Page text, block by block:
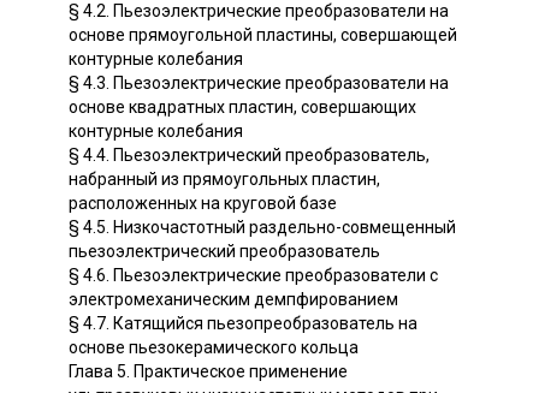
§ 4.2. Пьезоэлектрические преобразователи на
основе прямоугольной пластины, совершающей
контурные колебания
§ 4.3. Пьезоэлектрические преобразователи на
основе квадратных пластин, совершающих
контурные колебания
§ 4.4. Пьезоэлектрический преобразователь,
набранный из прямоугольных пластин,
расположенных на круговой базе
§ 4.5. Низкочастотный раздельно-совмещенный
пьезоэлектрический преобразователь
§ 4.6. Пьезоэлектрические преобразователи с
электромеханическим демпфированием
§ 4.7. Катящийся пьезопреобразователь на
основе пьезокерамического кольца
Глава 5. Практическое применение